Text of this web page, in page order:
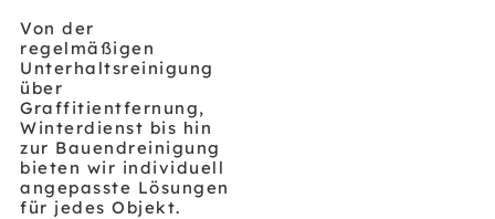
Von der
regelmäßigen
Unterhaltsreinigung
über
Graffitientfernung,
Winterdienst bis hin
zur Bauendreinigung
bieten wir individuell
angepasste Lösungen
für jedes Objekt.